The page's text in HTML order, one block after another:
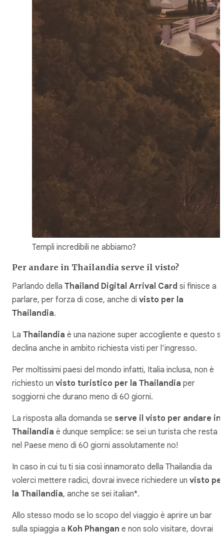
Templi incredibili ne abbiamo?
Per andare in Thailandia serve il visto?
Parlando della Thailand Digital Arrival Card si finisce a
parlare, per forza di cose, anche di visto per la
Thailandia.
La Thailandia è una nazione super accogliente e questo si
declina anche in ambito richiesta visti per l’ingresso.
Per moltissimi paesi del mondo infatti, Italia inclusa, non è
richiesto un visto turistico per la Thailandia per
soggiorni che durano meno di 60 giorni.
La risposta alla domanda se serve il visto per andare in
Thailandia è dunque semplice: se sei un turista che resta
nel Paese meno di 60 giorni assolutamente no!
In caso in cui tu ti sia così innamorato della Thailandia da
volerci mettere radici, dovrai invece richiedere un visto
la Thailandia, anche se sei italian*.
Allo stesso modo se lo scopo del viaggio è aprire un bar
sulla spiaggia a Koh Phangan e non solo visitare, dovrai